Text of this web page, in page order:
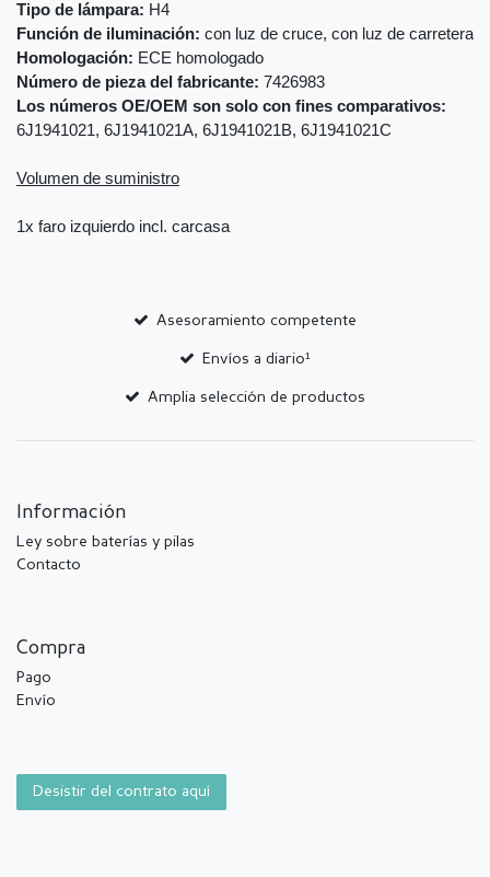
Tipo de lámpara: H4
Función de iluminación: con luz de cruce, con luz de carretera
Homologación: ECE homologado
Número de pieza del fabricante: 7426983
Los números OE/OEM son solo con fines comparativos:
6J1941021, 6J1941021A, 6J1941021B, 6J1941021C
Volumen de suministro
1x faro izquierdo incl. carcasa
Asesoramiento competente
Envíos a diario¹
Amplia selección de productos
Información
Ley sobre baterías y pilas
Contacto
Compra
Pago
Envío
Desistir del contrato aquí